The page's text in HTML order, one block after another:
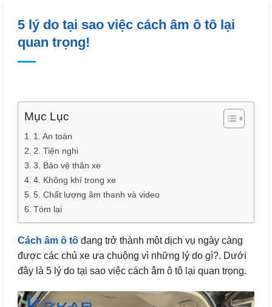
5 lý do tại sao việc cách âm ô tô lại
quan trọng!
Mục Lục
1. An toàn
2. Tiện nghi
3. Bảo vệ thân xe
4. Không khí trong xe
5. Chất lượng âm thanh và video
Tóm lại
Cách âm ô tô đang trở thành một dịch vụ ngày càng
được các chủ xe ưa chuộng vì những lý do gì?. Dưới
đây là 5 lý do tại sao việc cách âm ô tô lại quan trọng.